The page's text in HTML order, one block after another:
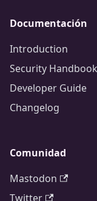
Documentación
Introduction
Security Handbook
Developer Guide
Changelog
Comunidad
Mastodon
Twitter